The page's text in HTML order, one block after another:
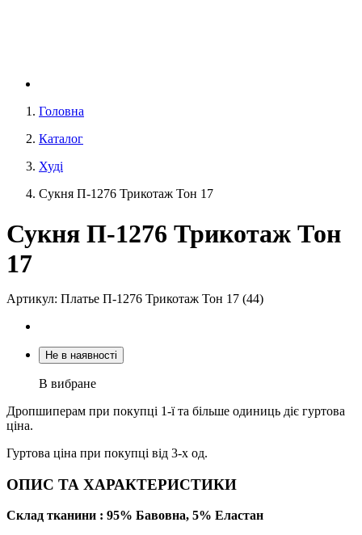
Головна
Каталог
Худі
Сукня П-1276 Трикотаж Тон 17
Сукня П-1276 Трикотаж Тон
17
Артикул: Платье П-1276 Трикотаж Тон 17 (44)
Не в наявності
В вибране
Дропшиперам при покупці 1-ї та більше одиниць діє гуртова
ціна.
Гуртова ціна при покупці від 3-х од.
ОПИС ТА ХАРАКТЕРИСТИКИ
Склад тканини : 95% Бавовна, 5% Еластан